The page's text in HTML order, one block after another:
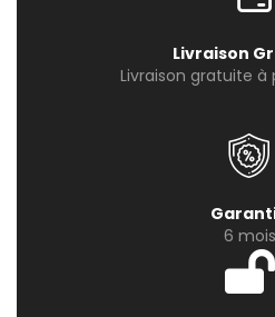
Livraison
Livraison gratuite à
6 mois